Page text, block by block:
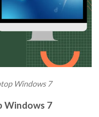
Windows 7
Windows 7